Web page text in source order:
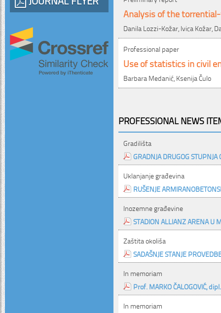
Analysis of the
Danila Lozzi-Kožar, Ivica Kožar,
Professional paper
Use of statistics in civil
Barbara Medanić, Ksenija Čulo
PROFESSIONAL NEWS
Gradilišta
GRADNJA DRUGOG
Uklanjanje građevina
RUŠENJE
Inozemne građevine
STADION ALLIANZ ARENA U
Zaštita okoliša
SADAŠNJE STANJE
In memoriam
Prof. MARKO ČALOGOVIĆ,
In memoriam